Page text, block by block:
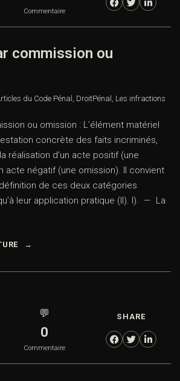
Commentaire
commission ou
du Code Pénal , DroitPénal , Les infractions
ou omission : L’élément matériel
concrète des faits incriminés,
réalisation d’un acte positif (une
acte négatif (une omission). Il convient
de ces deux catégories
leur application pratique (II). I). — La
💬
0
Commentaire
SHARE